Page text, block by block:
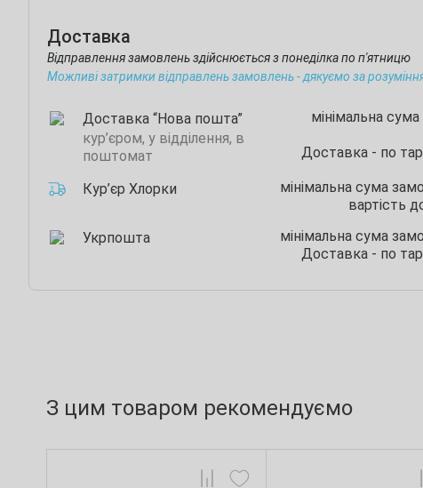
Доставка
Відправлення замовлень здійснюється з понеділка по п'ятницю
Можливі затримки відправлень замовлень - дякуємо за
Доставка “Нова пошта”
кур’єром, у відділення, в
поштомат
мінімальна
Доставка - по
Кур’єр Хлорки
мінімальна сума
вартість
Укрпошта
мінімальна сума
Доставка - по
З цим товаром рекомендуємо